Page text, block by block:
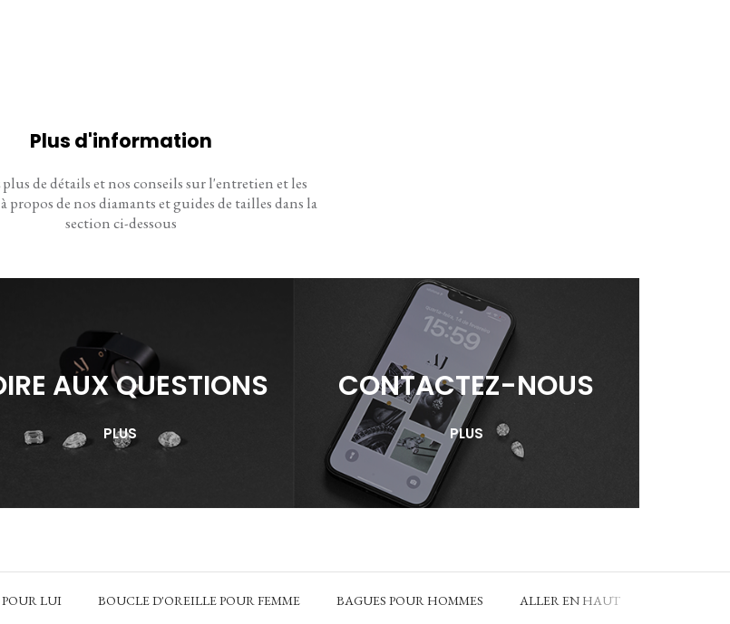
Plus d'information
de détails et nos conseils sur l'entretien et les
propos de nos diamants et guides de tailles dans la
section ci-dessous
AUX QUESTIONS
PLUS
CONTACTEZ-NOUS
PLUS
LUI BOUCLE D'OREILLE POUR FEMME BAGUES POUR HOMMES ALLER EN HAUT